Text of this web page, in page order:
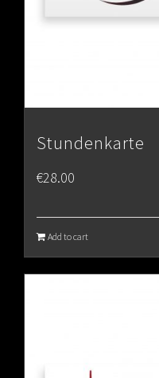
Stundenkarte
€28.00
Add to cart